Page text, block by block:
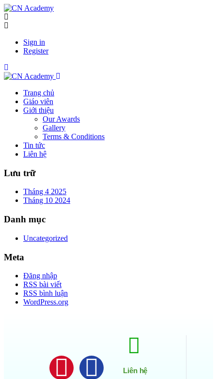
Sign in
Register
Trang chủ
Giáo viên
Giới thiệu
Our Awards
Gallery
Terms & Conditions
Tin tức
Liên hệ
Lưu trữ
Tháng 4 2025
Tháng 10 2024
Danh mục
Uncategorized
Meta
Đăng nhập
RSS bài viết
RSS bình luận
WordPress.org
Liên hệ